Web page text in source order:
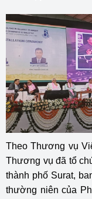
Theo Thương vụ
Thương vụ đã tổ
thành phố Surat,
thường niên của